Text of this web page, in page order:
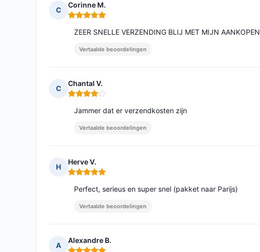
C
Corinne M.
Opmerking: 5 van 5
ZEER SNELLE VERZENDING BLIJ MET MIJN AANKOPEN
Vertaalde beoordelingen
C
Chantal V.
Opmerking: 4 van 5
Jammer dat er verzendkosten zijn
Vertaalde beoordelingen
H
Herve V.
Opmerking: 5 van 5
Perfect, serieus en super snel (pakket naar Parijs)
Vertaalde beoordelingen
A
Alexandre B.